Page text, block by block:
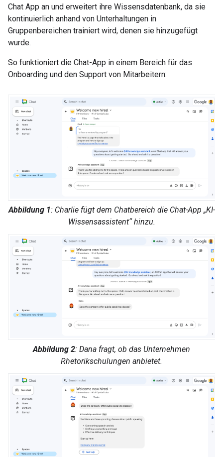
Chat App an und erweitert ihre Wissensdatenbank, da sie
kontinuierlich anhand von Unterhaltungen in
Gruppenbereichen trainiert wird, denen sie hinzugefügt
wurde.
So funktioniert die Chat-App in einem Bereich für das
Onboarding und den Support von Mitarbeitern:
Abbildung 1: Charlie fügt dem Chatbereich die Chat-App „KI-
Wissensassistent“ hinzu.
Abbildung 2: Dana fragt, ob das Unternehmen
Rhetorikschulungen anbietet.